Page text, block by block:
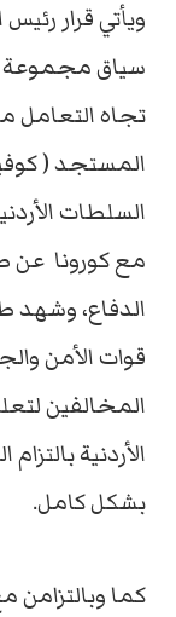
ويأتي قرار رئيس
سياق مجموعة
تجاه التعامل
السلطات
مع كورونا عن
الدفاع، وشهد
قوات الأمن
المخالفين
الأردنية
بشكل كامل.
كما